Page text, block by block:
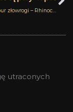
Nosorożec – gbur złowrogi – Rhinoceros Zoologist Perfumes
utraconych